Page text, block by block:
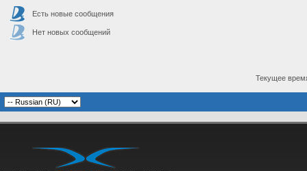
Есть новые сообщения
Нет новых сообщений
Текущее